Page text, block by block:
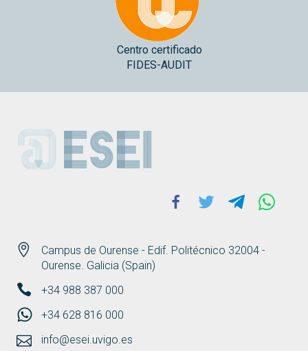
Centro certificado
FIDES-AUDIT
ESEI
Campus de Ourense - Edif. Politécnico 32004 -
Ourense. Galicia (Spain)
+34 988 387 000
+34 628 816 000
info@esei.uvigo.es
Facebook
Twitter Telegram